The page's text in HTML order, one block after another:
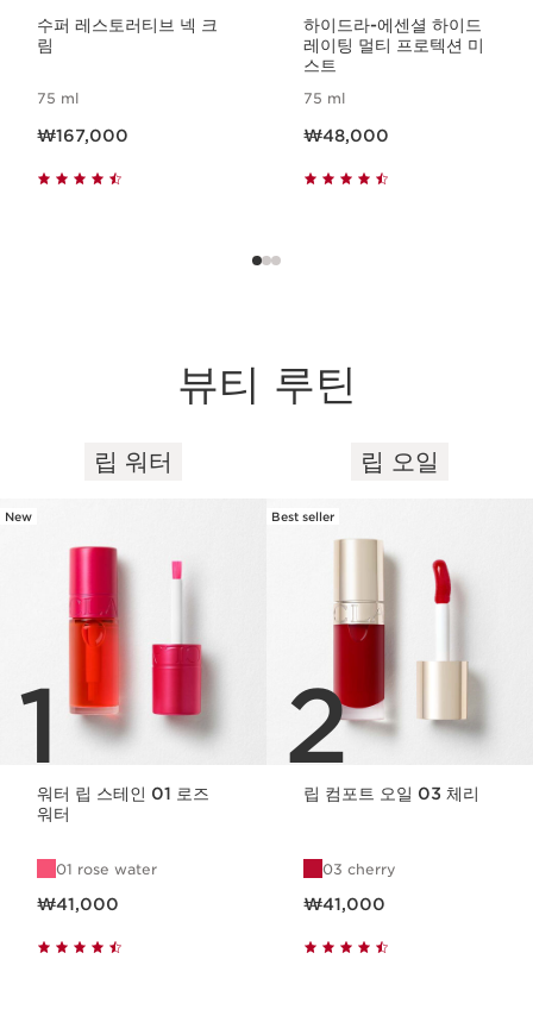
수퍼 레스토러티브 넥 크
림
75 ml
₩167,000
하이드라-에센셜 하이드
레이팅 멀티 프로텍션 미
스트
75 ml
₩48,000
뷰티 루틴
컨텐츠로 이동하기
립 워터
1
New
워터 립 스테인 01 로즈
워터
01 rose water
₩41,000
립 오일
2
Best seller
립 컴포트 오일 03 체리
03 cherry
₩41,000